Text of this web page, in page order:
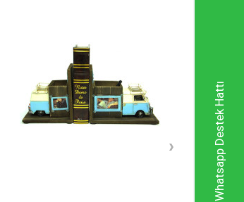
Whatsapp Destek Hattı